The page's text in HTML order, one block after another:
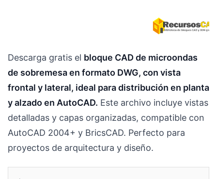
Descarga gratis el bloque CAD de microondas
de sobremesa en formato DWG, con vista
frontal y lateral, ideal para distribución en planta
y alzado en AutoCAD. Este archivo incluye vistas
detalladas y capas organizadas, compatible con
AutoCAD 2004+ y BricsCAD. Perfecto para
proyectos de arquitectura y diseño.